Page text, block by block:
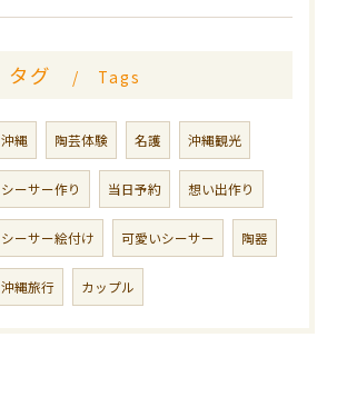
タグ Tags
沖縄 陶芸体験 名護 沖縄観光
シーサー作り 当日予約 想い出作り
シーサー絵付け 可愛いシーサー 陶器
沖縄旅行 カップル